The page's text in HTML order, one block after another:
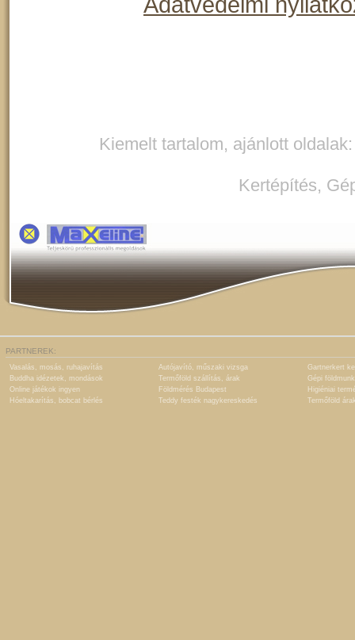
Kiemelt tartalom, ajánlott
Kertépítés,
PARTNEREK:
Vasalás, mosás, ruhajavítás Autójavító, műszaki vizsga
Gartnerkert
Buddha idézetek, mondások
Termőföld szállítás, árak
Gépi
Online játékok ingyen
Földmérés Budapest
Higiéniai
Hóeltakarítás, bobcat bérlés
Teddy festék nagykereskedés Termőföld